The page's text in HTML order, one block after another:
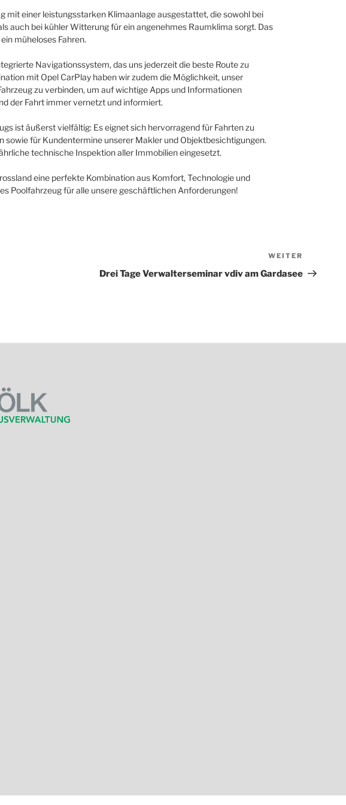
mit einer leistungsstarken Klimaanlage ausgestattet, die sowohl bei
auch bei kühler Witterung für ein angenehmes Raumklima sorgt. Das
müheloses Fahren.
Navigationssystem, das uns jederzeit die beste Route zu
mit Opel CarPlay haben wir zudem die Möglichkeit, unser
zu verbinden, um auf wichtige Apps und Informationen
der Fahrt immer vernetzt und informiert.
ist äußerst vielfältig: Es eignet sich hervorragend für Fahrten zu
sowie für Kundentermine unserer Makler und Objektbesichtigungen.
technische Inspektion aller Immobilien eingesetzt.
eine perfekte Kombination aus Komfort, Technologie und
Poolfahrzeug für alle unsere geschäftlichen Anforderungen!
Beitrag
WEITER
Drei Tage Verwalterseminar vdiv am Gardasee